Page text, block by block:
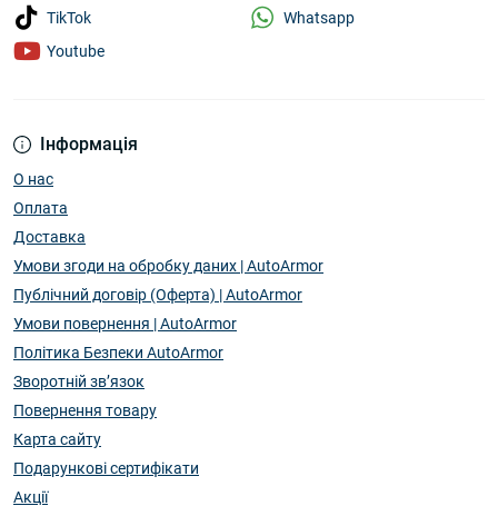
Інформація
О нас
Оплата
Доставка
Умови згоди на обробку даних | AutoArmor
Публічний договір (Оферта) | AutoArmor
Умови повернення | AutoArmor
Політика Безпеки AutoArmor
Зворотній зв’язок
Повернення товару
Карта сайту
Подарункові сертифікати
Акції
TikTok
Youtube
Whatsapp